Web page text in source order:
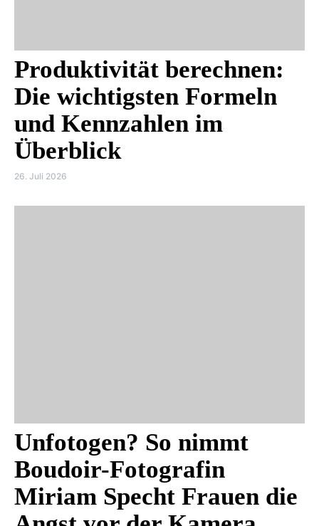
Produktivität berechnen:
Die wichtigsten Formeln
und Kennzahlen im
Überblick
26. Juli 2026
Unfotogen? So nimmt
Boudoir-Fotografin
Miriam Specht Frauen die